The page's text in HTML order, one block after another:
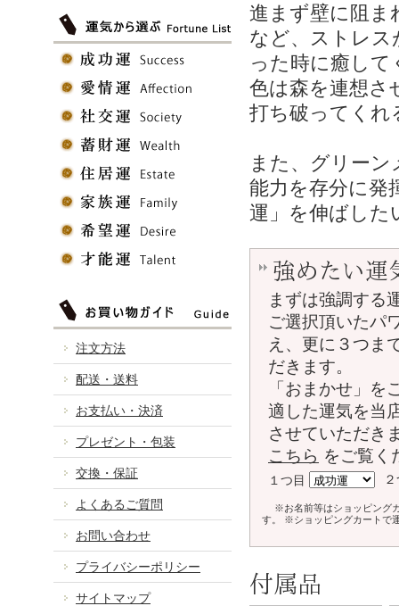
進まず壁に阻ま
など、ストレス
った時に癒し
色は森を連想さ
打ち破ってくれ
また、グリー
能力を存分に発
運」を伸ばした
強めたい運
まずは強調する
ご選択頂いたパ
え、更に３つま
だきます。
「おまかせ」を
適した運気を当
させていただき
こちら をご覧く
１つ目
※お名前等はショッピング
す。 ※ショッピングカートで
付属品
注文方法
配送・送料
お支払い・決済
プレゼント・包装
交換・保証
よくあるご質問
お問い合わせ
プライバシーポリシー
サイトマップ